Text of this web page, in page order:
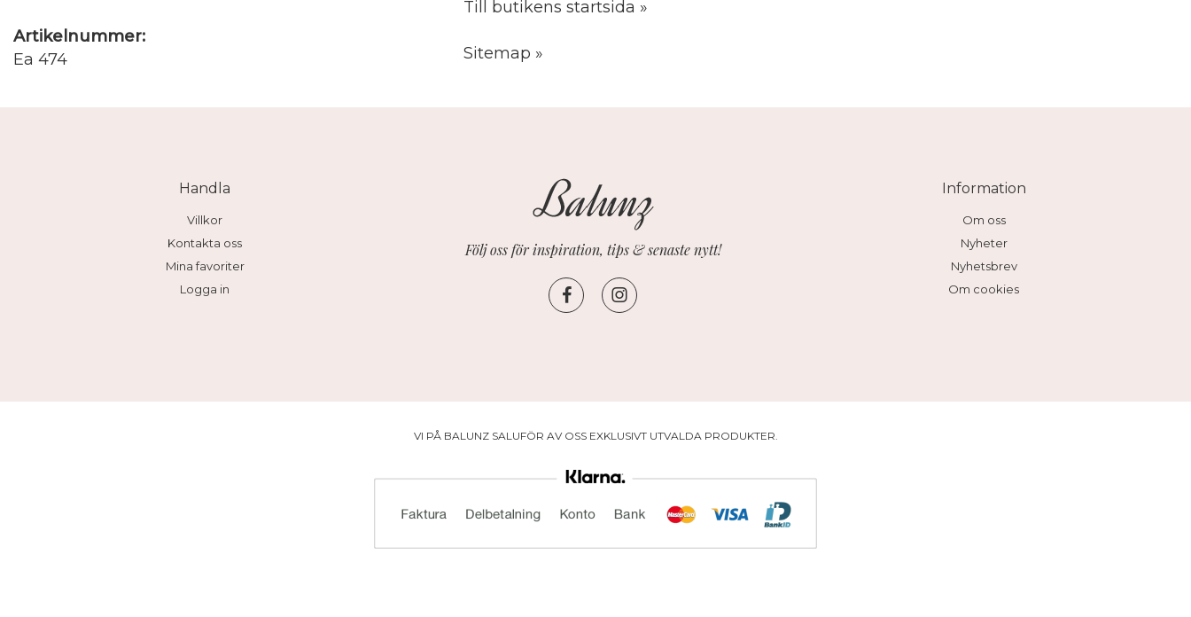
Till butikens startsida »
Sitemap »
Artikelnummer:
Ea 474
Handla
Villkor
Kontakta oss
Mina favoriter
Logga in
Följ oss för inspiration, tips & senaste nytt!
Information
Om oss
Nyheter
Nyhetsbrev
Om cookies
VI PÅ BALUNZ SALUFÖR AV OSS EXKLUSIVT UTVALDA PRODUKTER.